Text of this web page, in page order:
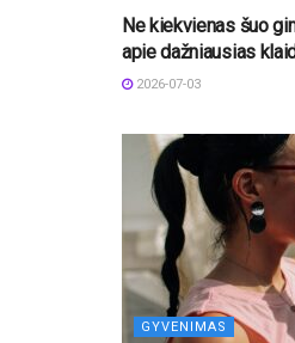
Ne kiekvienas šuo
apie dažniausias
2026-07-03
GYVENIMAS